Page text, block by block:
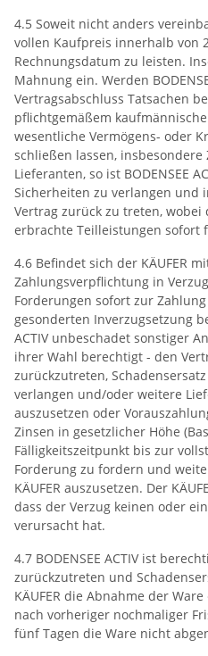
4.5 Soweit nicht anders
vollen Kaufpreis innerhalb von
Rechnungsdatum zu leisten.
Mahnung ein. Werden
Vertragsabschluss Tatsachen
pflichtgemäßem
wesentliche Vermögens- oder
schließen lassen,
Lieferanten, so ist BODENSEE
Sicherheiten zu verlangen und
Vertrag zurück zu treten,
erbrachte Teilleistungen sofort
4.6 Befindet sich der KÄUFER
Zahlungsverpflichtung in
Forderungen sofort zur
gesonderten Inverzugsetzung
ACTIV unbeschadet sonstiger
ihrer Wahl berechtigt - den
zurückzutreten,
verlangen und/oder weitere
auszusetzen oder
Zinsen in gesetzlicher Höhe
Fälligkeitszeitpunkt bis zur
Forderung zu fordern und
KÄUFER auszusetzen. Der
dass der Verzug keinen oder
verursacht hat.
4.7 BODENSEE ACTIV ist
zurückzutreten und
KÄUFER die Abnahme der
nach vorheriger nochmaliger
fünf Tagen die Ware nicht